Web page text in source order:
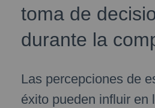
toma de
durante la
Las percepciones de
éxito pueden influir en